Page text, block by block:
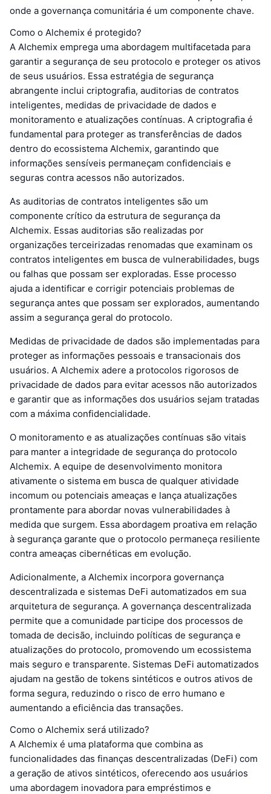
onde a governança comunitária é um componente chave.
Como o Alchemix é protegido?
A Alchemix emprega uma abordagem multifacetada para
garantir a segurança de seu protocolo e proteger os ativos
de seus usuários. Essa estratégia de segurança
abrangente inclui criptografia, auditorias de contratos
inteligentes, medidas de privacidade de dados e
monitoramento e atualizações contínuas. A criptografia é
fundamental para proteger as transferências de dados
dentro do ecossistema Alchemix, garantindo que
informações sensíveis permaneçam confidenciais e
seguras contra acessos não autorizados.
As auditorias de contratos inteligentes são um
componente crítico da estrutura de segurança da
Alchemix. Essas auditorias são realizadas por
organizações terceirizadas renomadas que examinam os
contratos inteligentes em busca de vulnerabilidades, bugs
ou falhas que possam ser exploradas. Esse processo
ajuda a identificar e corrigir potenciais problemas de
segurança antes que possam ser explorados, aumentando
assim a segurança geral do protocolo.
Medidas de privacidade de dados são implementadas para
proteger as informações pessoais e transacionais dos
usuários. A Alchemix adere a protocolos rigorosos de
privacidade de dados para evitar acessos não autorizados
e garantir que as informações dos usuários sejam tratadas
com a máxima confidencialidade.
O monitoramento e as atualizações contínuas são vitais
para manter a integridade de segurança do protocolo
Alchemix. A equipe de desenvolvimento monitora
ativamente o sistema em busca de qualquer atividade
incomum ou potenciais ameaças e lança atualizações
prontamente para abordar novas vulnerabilidades à
medida que surgem. Essa abordagem proativa em relação
à segurança garante que o protocolo permaneça resiliente
contra ameaças cibernéticas em evolução.
Adicionalmente, a Alchemix incorpora governança
descentralizada e sistemas DeFi automatizados em sua
arquitetura de segurança. A governança descentralizada
permite que a comunidade participe dos processos de
tomada de decisão, incluindo políticas de segurança e
atualizações do protocolo, promovendo um ecossistema
mais seguro e transparente. Sistemas DeFi automatizados
ajudam na gestão de tokens sintéticos e outros ativos de
forma segura, reduzindo o risco de erro humano e
aumentando a eficiência das transações.
Como o Alchemix será utilizado?
A Alchemix é uma plataforma que combina as
funcionalidades das finanças descentralizadas (DeFi) com
a geração de ativos sintéticos, oferecendo aos usuários
uma abordagem inovadora para empréstimos e